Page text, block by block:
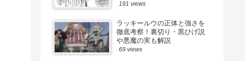
191 views
ラッキールウの正体と強さを
徹底考察！裏切り・黒ひげ説
や悪魔の実も解説
69 views